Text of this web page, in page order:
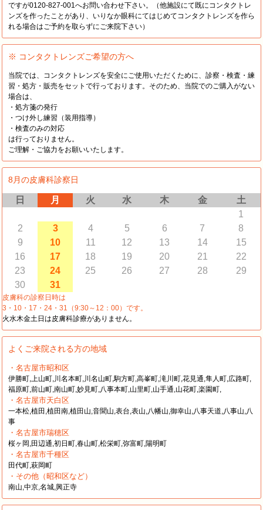
ですが0120-827-001へお問い合わせ下さい。（他施設にて既にコンタクトレ
ンズを作ったことがあり、いりなか眼科にてはじめてコンタクトレンズを作ら
れる場合はご予約を取らずにご来院下さい）
※ コンタクトレンズご希望の方へ
当院では、コンタクトレンズを安全にご使用いただくために、診察・検査・練
習・処方・販売をセットで行っております。そのため、当院でのご購入がない
場合は、
・処方箋の発行
・つけ外し練習（装用指導）
・検査のみの対応
は行っておりません。
ご理解・ご協力をお願いいたします。
8月の皮膚科診察日
日 月 火 水 木 金
土
1
2
3 4 5 6 7
8
9
10 11 12 13 14
15
16
17 18 19 20 21
22
23
24 25 26 27 28
29
30
31
皮膚科の診察日時は
3・10・17・24・31（9:30～12：00）です。
火水木金土日は皮膚科診療がありません。
よくご来院される方の地域
・名古屋市昭和区
伊勝町,上山町,川名本町,川名山町,駒方町,高峯町,滝川町,花見通,隼人町,広路町,
福原町,前山町,南山町,妙見町,八事本町,山里町,山手通,山花町,楽園町,
・名古屋市天白区
一本松,植田,植田南,植田山,音聞山,表台,表山,八幡山,御幸山,八事天道,八事山,八
事
・名古屋市瑞穂区
桜ヶ岡,田辺通,初日町,春山町,松栄町,弥富町,陽明町
・名古屋市千種区
田代町,萩岡町
・その他（昭和区など）
南山,中京,名城,興正寺